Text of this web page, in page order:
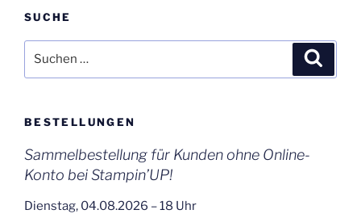
SUCHE
nach:
BESTELLUNGEN
Sammelbestellung für Kunden ohne Online-
Konto bei Stampin’UP!
Dienstag, 04.08.2026 – 18 Uhr